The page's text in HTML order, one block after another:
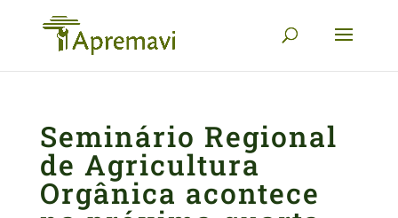
Seminário Regional
de Agricultura
Orgânica acontece